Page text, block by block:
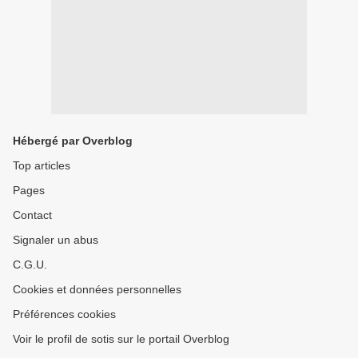
Hébergé par Overblog
Top articles
Pages
Contact
Signaler un abus
C.G.U.
Cookies et données personnelles
Préférences cookies
Voir le profil de sotis sur le portail Overblog